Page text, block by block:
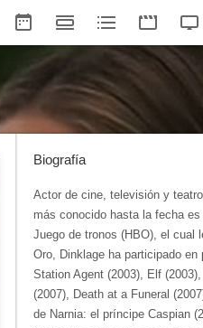
Biografía
Actor de cine, televisión y
más conocido hasta la fecha
Juego de tronos (HBO), el cual
Oro, Dinklage ha participado
Station Agent (2003), Elf
(2007), Death at a Funeral
de Narnia: el príncipe Caspian